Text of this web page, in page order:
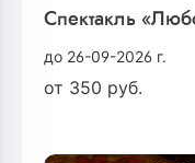
Спектакль
до 26-09-2026 г.
от 350 руб.